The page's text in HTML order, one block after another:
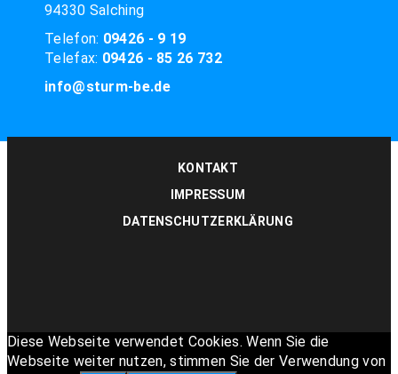
94330 Salching
Telefon: 09426 - 9 19
Telefax: 09426 - 85 26 732
info@sturm-be.de
KONTAKT
IMPRESSUM
DATENSCHUTZERKLÄRUNG
Diese Webseite verwendet Cookies. Wenn Sie die
Webseite weiter nutzen, stimmen Sie der Verwendung von